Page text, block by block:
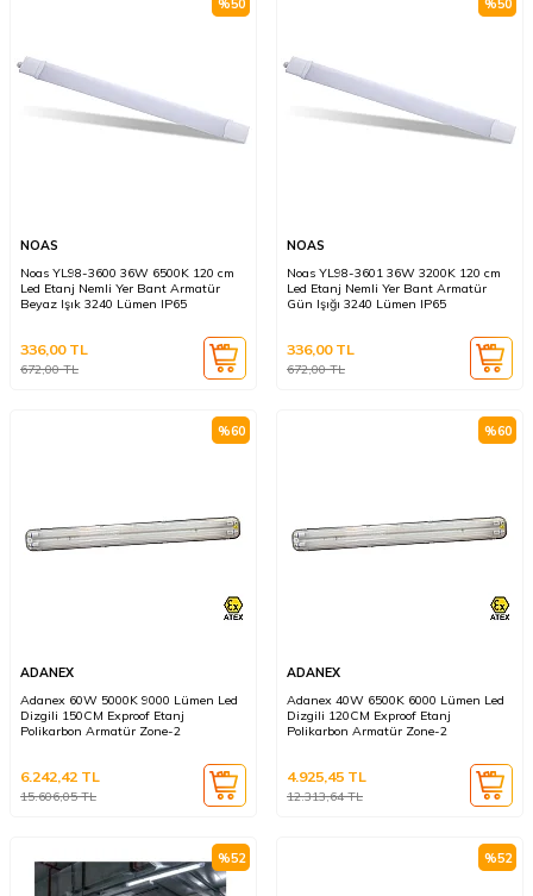
%50
NOAS
Noas YL98-3600 36W 6500K 120 cm
Led Etanj Nemli Yer Bant Armatür
Beyaz Işık 3240 Lümen IP65
672,00TL
336,00TL
%50
NOAS
Noas YL98-3601 36W 3200K 120 cm
Led Etanj Nemli Yer Bant Armatür
Gün Işığı 3240 Lümen IP65
672,00TL
336,00TL
%60
ADANEX
Adanex 60W 5000K 9000 Lümen Led
Dizgili 150CM Exproof Etanj
Polikarbon Armatür Zone-2
15.606,05TL
6.242,42 TL
%60
ADANEX
Adanex 40W 6500K 6000 Lümen Led
Dizgili 120CM Exproof Etanj
Polikarbon Armatür Zone-2
12.313,64TL
4.925,45 TL
%52 %52